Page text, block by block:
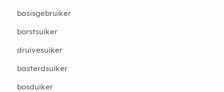
basisgebruiker
borstsuiker
druivesuiker
basterdsuiker
bosduiker